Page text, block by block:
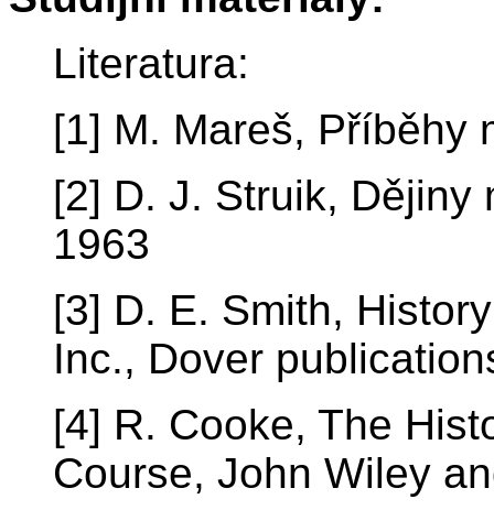
Literatura:
[1] M. Mareš, Příběhy
[2] D. J. Struik, Dějiny
1963
[3] D. E. Smith,
Inc., Dover
[4] R. Cooke, The
Course, John Wiley